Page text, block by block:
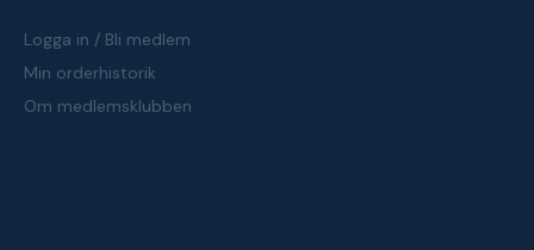
Logga in / Bli medlem
Min orderhistorik
Om medlemsklubben